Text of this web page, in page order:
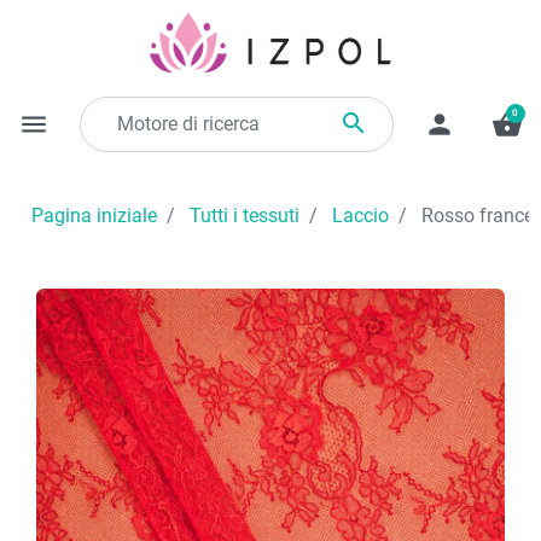
menu  person shopping_basket
0
Pagina iniziale Tutti i tessuti Laccio Rosso